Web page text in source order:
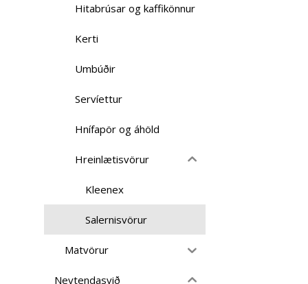
Hitabrúsar og kaffikönnur
Kerti
Umbúðir
Servíettur
Hnífapör og áhöld
Hreinlætisvörur
Kleenex
Salernisvörur
Matvörur
Neytendasvið